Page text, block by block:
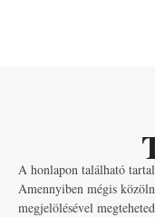
A honlapon található
Amennyiben mégis
megjelölésével